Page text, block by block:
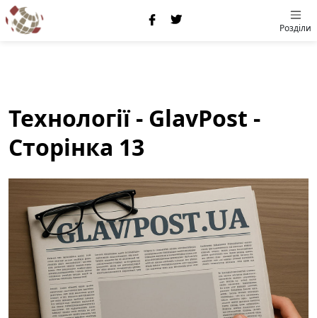
Розділи
Технології - GlavPost -
Сторінка 13